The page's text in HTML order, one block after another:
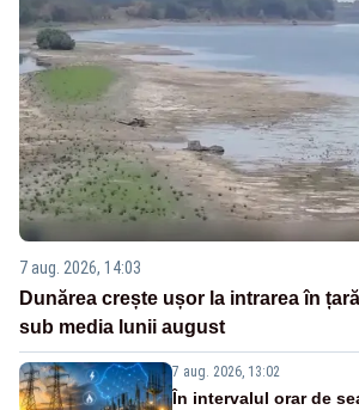
7 aug. 2026, 14:03
Dunărea crește ușor la intrarea în
sub media lunii august
7 aug. 2026, 13:02
În intervalul orar de